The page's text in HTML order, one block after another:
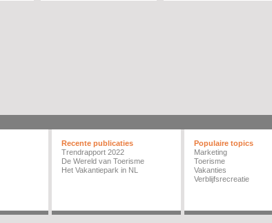
Recente publicaties
Trendrapport 2022
De Wereld van Toerisme
Het Vakantiepark in NL
Populaire topics
Marketing
Toerisme
Vakanties
Verblijfsrecreatie